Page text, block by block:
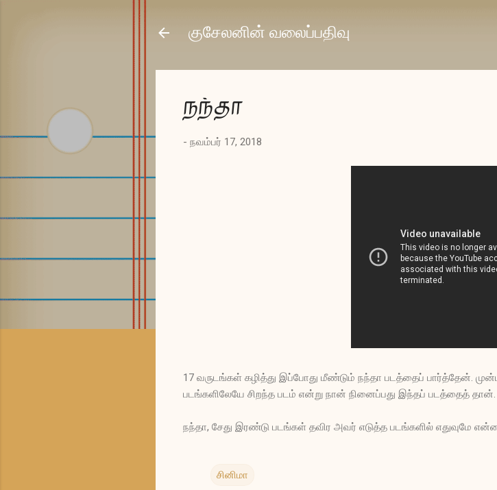
குசேலனின் வலைப்பதிவு
நந்தா
- நவம்பர் 17, 2018
17 வருடங்கள் கழித்து இப்போது மீண்டும் நந்தா படத்தைப் பார்த்தேன்.
படங்களிலேயே சிறந்த படம் என்று நான் நினைப்பது இந்தப் படத்தைத் தான்.
நந்தா, சேது இரண்டு படங்கள் தவிர அவர் எடுத்த படங்களில் எதுவுமே
சினிமா